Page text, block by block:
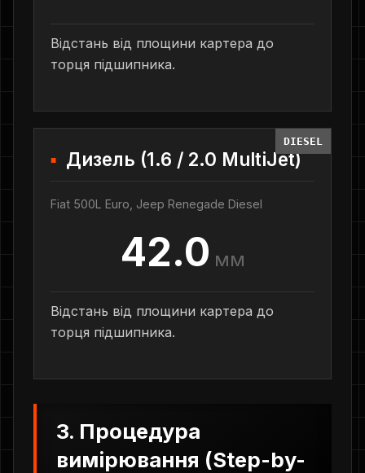
Відстань від площини картера до
торця підшипника.
DIESEL
Дизель (1.6 / 2.0 MultiJet)
Fiat 500L Euro, Jeep Renegade Diesel
42.0 мм
Відстань від площини картера до
торця підшипника.
3. Процедура
вимірювання (Step-by-